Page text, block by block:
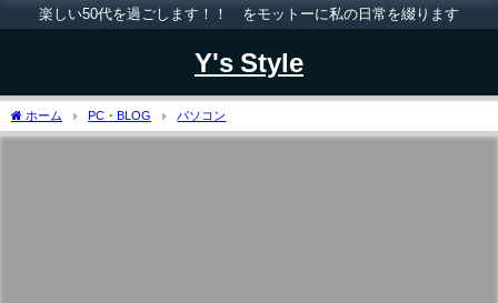
楽しい50代を過ごします！！ をモットーに私の日常を綴ります
Y's Style
ホーム PC・BLOG パソコン